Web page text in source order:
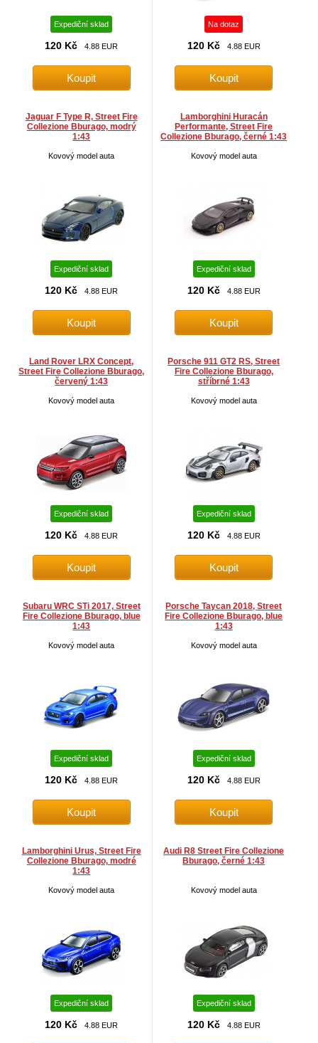
Expediční sklad
120 Kč 4.88 EUR
Na dotaz
120 Kč 4.88 EUR
Jaguar F Type R, Street Fire
Collezione Bburago, modrý
1:43
Kovový model auta
Expediční sklad
120 Kč 4.88 EUR
Lamborghini Huracán
Performante, Street Fire
Collezione Bburago, černé 1:43
Kovový model auta
Expediční sklad
120 Kč 4.88 EUR
Land Rover LRX Concept,
Street Fire Collezione Bburago,
červený 1:43
Kovový model auta
Expediční sklad
120 Kč 4.88 EUR
Porsche 911 GT2 RS, Street
Fire Collezione Bburago,
stříbrné 1:43
Kovový model auta
Expediční sklad
120 Kč 4.88 EUR
Subaru WRC STi 2017, Street
Fire Collezione Bburago, blue
1:43
Kovový model auta
Expediční sklad
120 Kč 4.88 EUR
Porsche Taycan 2018, Street
Fire Collezione Bburago, blue
1:43
Kovový model auta
Expediční sklad
120 Kč 4.88 EUR
Lamborghini Urus, Street Fire
Collezione Bburago, modré
1:43
Kovový model auta
Expediční sklad
120 Kč 4.88 EUR
Audi R8 Street Fire Collezione
Bburago, černé 1:43
Kovový model auta
Expediční sklad
120 Kč 4.88 EUR